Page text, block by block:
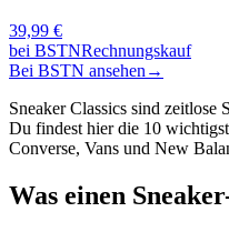
39,99 €
bei BSTNRechnungskauf
Bei BSTN ansehen →
Sneaker Classics sind zeitlose
Du findest hier die 10
Converse, Vans und New
Was einen